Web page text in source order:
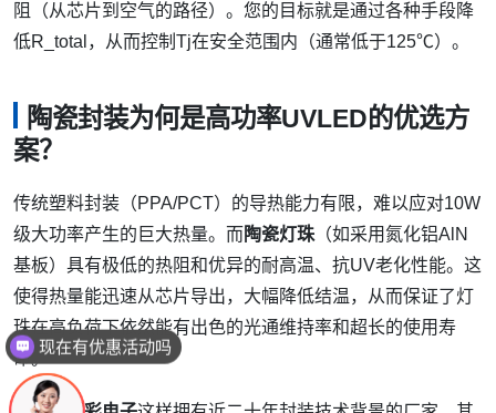
阻（从芯片到空气的路径）。您的目标就是通过各种手段降
低R_total，从而控制Tj在安全范围内（通常低于125℃）。
陶瓷封装为何是高功率UVLED的优选方
案？
传统塑料封装（PPA/PCT）的导热能力有限，难以应对10W
级大功率产生的巨大热量。而陶瓷灯珠 （如采用氮化铝AlN
基板）具有极低的热阻和优异的耐高温、抗UV老化性能。这
使得热量能迅速从芯片导出，大幅降低结温，从而保证了灯
珠在高负荷下依然能有出色的光通维持率和超长的使用寿
命。
现在有优惠活动吗